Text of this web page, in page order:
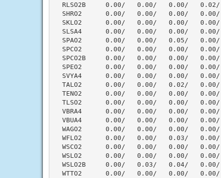
RLSO2B     0.00/   0.00/   0.00/
SHRO2      0.00/   0.00/   0.00/
SKLO2      0.00/   0.00/   0.00/
SLSA4      0.00/   0.00/   0.00/
SPAO2      0.00/   0.00/   0.05/
SPCO2      0.00/   0.00/   0.00/
SPCO2B     0.00/   0.00/   0.00/
SPEO2      0.00/   0.00/   0.00/
SVYA4      0.00/   0.00/   0.00/
TALO2      0.00/   0.00/   0.02/
TENO2      0.00/   0.00/   0.00/
TLSO2      0.00/   0.00/   0.00/
VBRA4      0.00/   0.00/   0.00/
VBUA4      0.00/   0.00/   0.00/
WAGO2      0.00/   0.00/   0.00/
WFLO2      0.00/   0.00/   0.03/
WSCO2      0.00/   0.00/   0.00/
WSLO2      0.00/   0.00/   0.00/
WSLO2B     0.00/   0.03/   0.04/
WTTO2      0.00/   0.00/   0.00/